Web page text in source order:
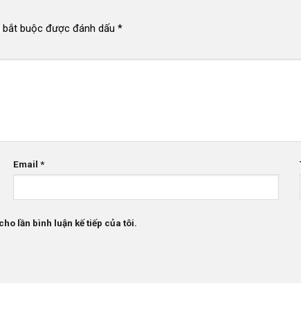
buộc được đánh dấu *
Email*
lần bình luận kế tiếp của tôi.